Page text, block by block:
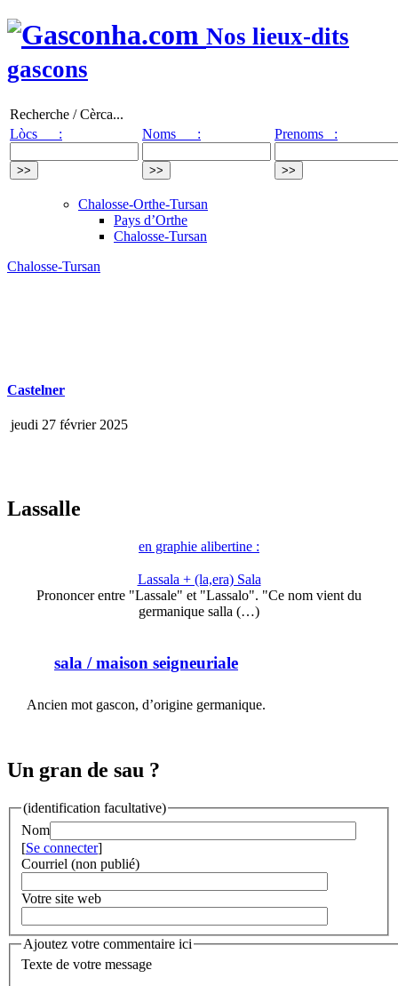
Nos lieux-dits
gascons
Recherche / Cèrca...
Lòcs :
Noms : Prenoms :
Chalosse-Orthe-Tursan
Pays d’Orthe
Chalosse-Tursan
Chalosse-Tursan
Castelner
jeudi 27 février 2025
Lassalle
en graphie alibertine :
Lassala + (la,era) Sala
Prononcer entre "Lassale" et "Lassalo". "Ce nom vient du
germanique salla (…)
sala / maison seigneuriale
Ancien mot gascon, d’origine germanique.
Un gran de sau ?
(identification facultative)
Nom
[Se connecter]
Courriel (non publié)
Votre site web
Ajoutez votre commentaire ici
Texte de votre message